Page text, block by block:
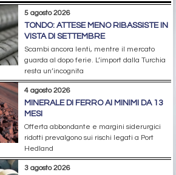
5 agosto 2026
TONDO: ATTESE MENO RIBASSISTE IN
VISTA DI SETTEMBRE
Scambi ancora lenti, mentre il mercato
guarda al dopo ferie. L’import dalla Turchia
resta un’incognita
4 agosto 2026
MINERALE DI FERRO AI MINIMI DA 13
MESI
Offerta abbondante e margini siderurgici
ridotti prevalgono sui rischi legati a Port
Hedland
3 agosto 2026